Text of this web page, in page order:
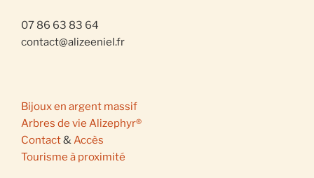
07 86 63 83 64
contact@alizeeniel.fr
Bijoux en argent massif
Arbres de vie Alizephyr®
Contact& Accès
Tourisme à proximité